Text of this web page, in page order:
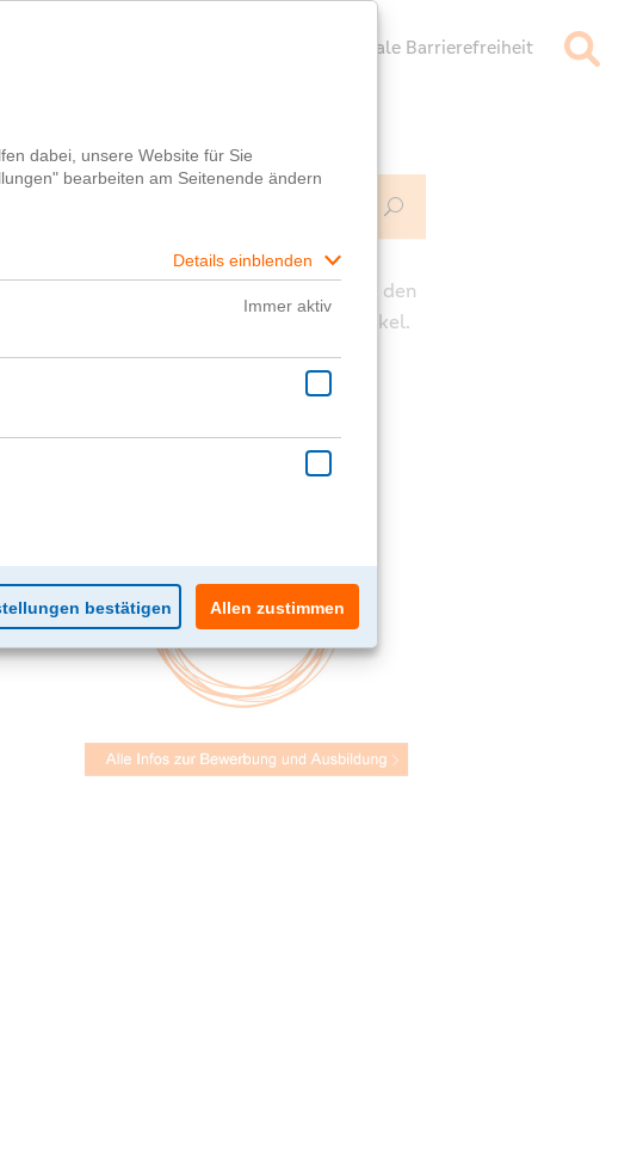
Digitale Barrierefreiheit
Search
Nutze die Kommentarfunktion unter den
Beiträgen für deine Fragen zum Artikel.
Du hast eine generelle Frage?